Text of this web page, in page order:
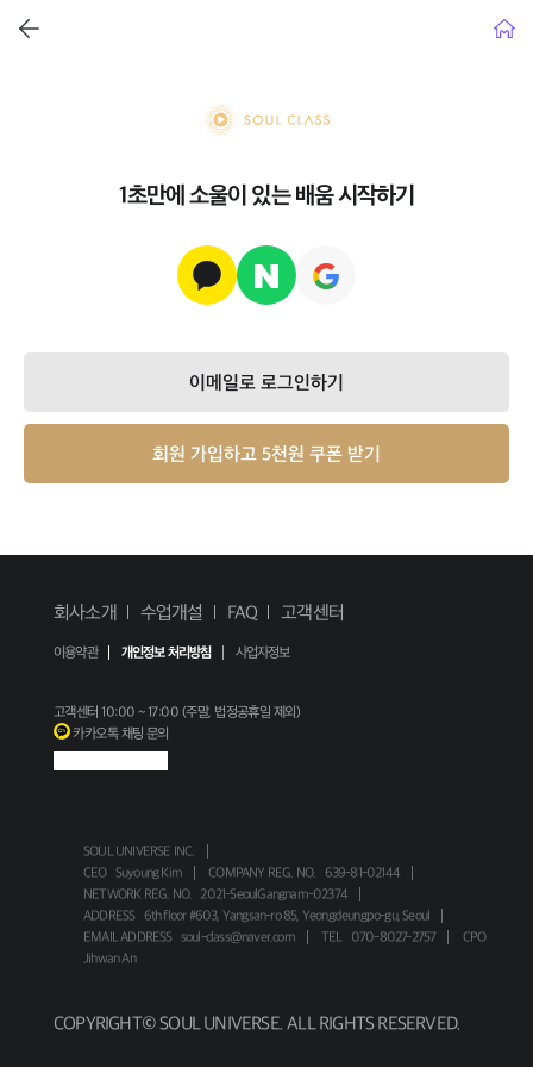
뒤로가기 홈
soul class
1초만에 소울이 있는 배움 시작하기
이메일로 로그인하기
회원 가입하고 5천원 쿠폰 받기
회사소개 수업개설 FAQ 고객센터
이용약관 개인정보 처리방침 사업자정보
고객센터10:00 ~ 17:00 (주말, 법정공휴일 제외)
카카오톡 채팅 문의
SOUL UNIVERSE INC.
CEO
Suyoung Kim COMPANY REG. NO.
639-81-02144
NETWORK REG. NO.
2021-SeoulGangnam-02374
ADDRESS
6th floor #603, Yangsan-ro 85, Yeongdeungpo-gu, Seoul
EMAIL ADDRESS
soul-class@naver.com TEL 070-8027-2757
CPO
Jihwan An
COPYRIGHT© SOUL UNIVERSE. ALL RIGHTS RESERVED.